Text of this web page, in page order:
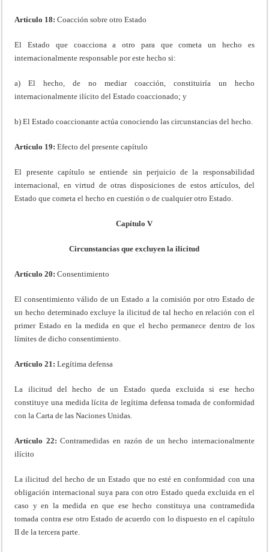
Artículo 18: Coacción sobre otro Estado
El Estado que coacciona a otro para que cometa un hecho es
internacionalmente responsable por este hecho si:
a) El hecho, de no mediar coacción, constituiría un hecho
internacionalmente ilícito del Estado coaccionado; y
b) El Estado coaccionante actúa conociendo las circunstancias del hecho.
Artículo 19: Efecto del presente capítulo
El presente capítulo se entiende sin perjuicio de la responsabilidad
internacional, en virtud de otras disposiciones de estos artículos, del
Estado que cometa el hecho en cuestión o de cualquier otro Estado.
Capítulo V
Circunstancias que excluyen la ilicitud
Artículo 20: Consentimiento
El consentimiento válido de un Estado a la comisión por otro Estado de
un hecho determinado excluye la ilicitud de tal hecho en relación con el
primer Estado en la medida en que el hecho permanece dentro de los
límites de dicho consentimiento.
Artículo 21: Legítima defensa
La ilicitud del hecho de un Estado queda excluida si ese hecho
constituye una medida lícita de legítima defensa tomada de conformidad
con la Carta de las Naciones Unidas.
Artículo 22: Contramedidas en razón de un hecho internacionalmente
ilícito
La ilicitud del hecho de un Estado que no esté en conformidad con una
obligación internacional suya para con otro Estado queda excluida en el
caso y en la medida en que ese hecho constituya una contramedida
tomada contra ese otro Estado de acuerdo con lo dispuesto en el capítulo
II de la tercera parte.